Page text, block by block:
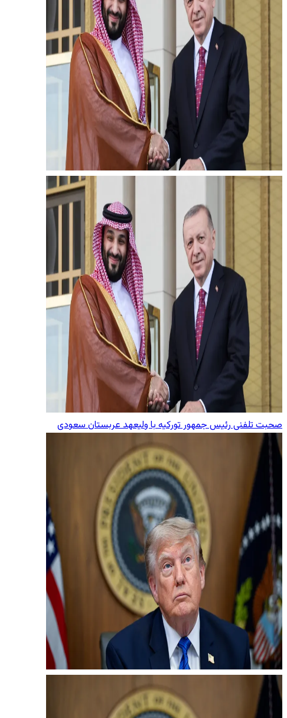
صحبت تلفنی رئیس جمهور تورکیه با ولیعهد عربستان سعودی